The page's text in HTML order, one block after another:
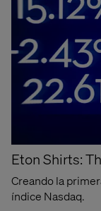
Conoce el futuro
Caso de estudio
Eton Shirts:
Creando la
índice Nasdaq.